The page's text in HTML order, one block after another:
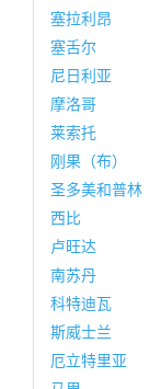
塞拉利昂
塞舌尔
尼日利亚
摩洛哥
莱索托
刚果（布）
圣多美和普林
西比
卢旺达
南苏丹
科特迪瓦
斯威士兰
厄立特里亚